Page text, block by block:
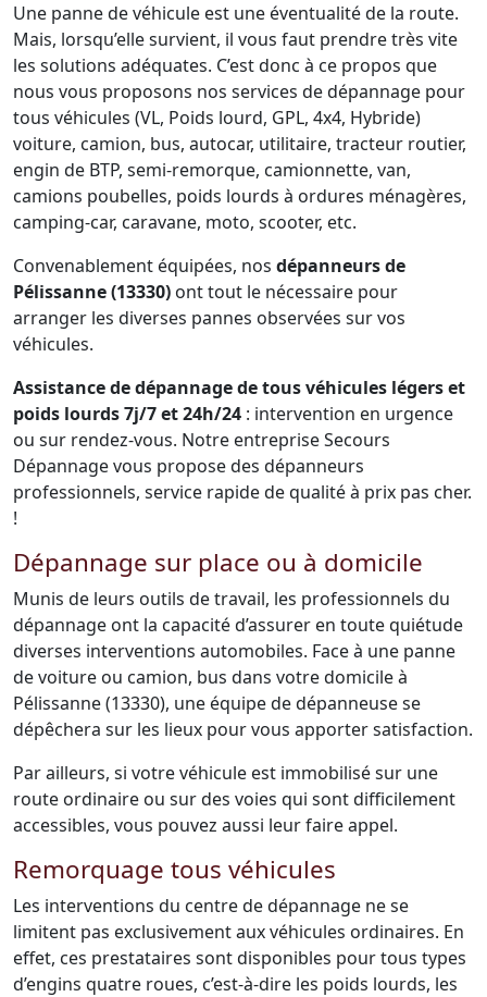
Une panne de véhicule est une éventualité de la route.
Mais, lorsqu’elle survient, il vous faut prendre très vite
les solutions adéquates. C’est donc à ce propos que
nous vous proposons nos services de dépannage pour
tous véhicules (VL, Poids lourd, GPL, 4x4, Hybride)
voiture, camion, bus, autocar, utilitaire, tracteur routier,
engin de BTP, semi-remorque, camionnette, van,
camions poubelles, poids lourds à ordures ménagères,
camping-car, caravane, moto, scooter, etc.
Convenablement équipées, nos dépanneurs de
Pélissanne (13330) ont tout le nécessaire pour
arranger les diverses pannes observées sur vos
véhicules.
Assistance de dépannage de tous véhicules légers et
poids lourds 7j/7 et 24h/24 : intervention en urgence
ou sur rendez-vous. Notre entreprise Secours
Dépannage vous propose des dépanneurs
professionnels, service rapide de qualité à prix pas cher.
!
Dépannage sur place ou à domicile
Munis de leurs outils de travail, les professionnels du
dépannage ont la capacité d’assurer en toute quiétude
diverses interventions automobiles. Face à une panne
de voiture ou camion, bus dans votre domicile à
Pélissanne (13330), une équipe de dépanneuse se
dépêchera sur les lieux pour vous apporter satisfaction.
Par ailleurs, si votre véhicule est immobilisé sur une
route ordinaire ou sur des voies qui sont difficilement
accessibles, vous pouvez aussi leur faire appel.
Remorquage tous véhicules
Les interventions du centre de dépannage ne se
limitent pas exclusivement aux véhicules ordinaires. En
effet, ces prestataires sont disponibles pour tous types
d’engins quatre roues, c’est-à-dire les poids lourds, les